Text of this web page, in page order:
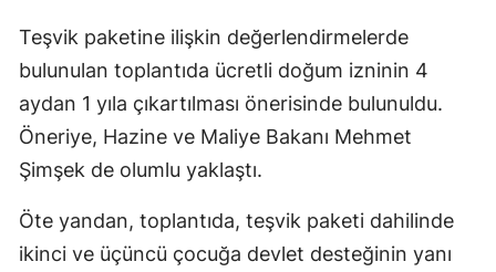
İstanbul
İzmir
Kayseri
Teşvik paketine ilişkin değerlendirmelerde
bulunulan toplantıda ücretli doğum izninin 4
aydan 1 yıla çıkartılması önerisinde bulunuldu.
Öneriye, Hazine ve Maliye Bakanı Mehmet
Şimşek de olumlu yaklaştı.
Öte yandan, toplantıda, teşvik paketi dahilinde
ikinci ve üçüncü çocuğa devlet desteğinin yanı